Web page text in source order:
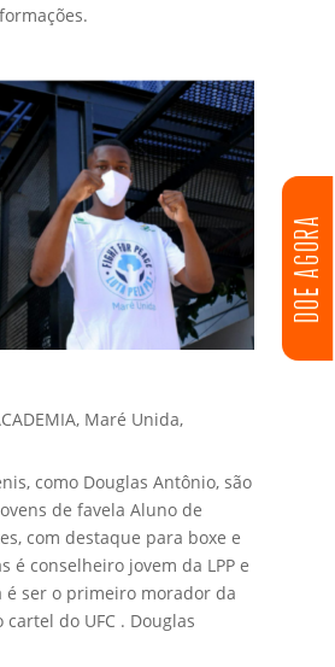
DOE AGORA
, Maré Unida,
como Douglas Antônio, são
de favela Aluno de
com destaque para boxe e
é conselheiro jovem da LPP e
é ser o primeiro morador da
do UFC . Douglas